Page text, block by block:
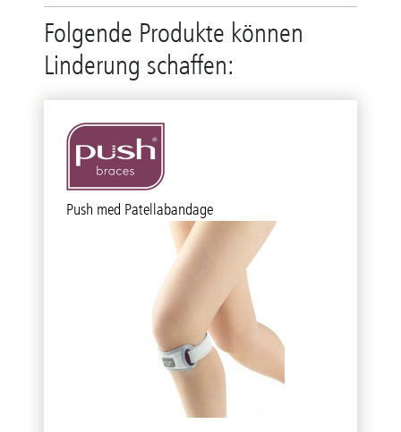
Folgende Produkte können
Linderung schaffen:
Push med Patellabandage